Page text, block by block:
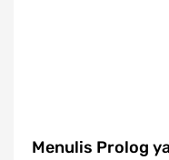
Menulis Prolog